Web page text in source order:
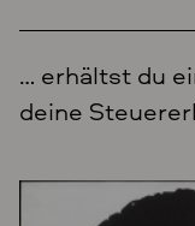
… erhältst du
deine